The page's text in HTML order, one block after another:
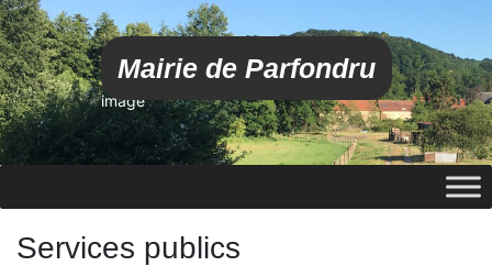
Mairie de Parfondru
image
Services publics